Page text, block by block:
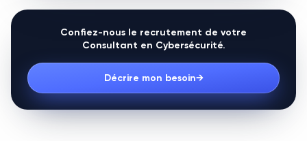
Confiez-nous le recrutement de votre
Consultant en Cybersécurité.
Décrire mon besoin→